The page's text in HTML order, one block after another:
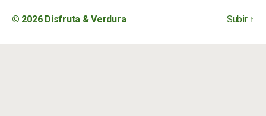
© 2026 Disfruta & Verdura Subir ↑